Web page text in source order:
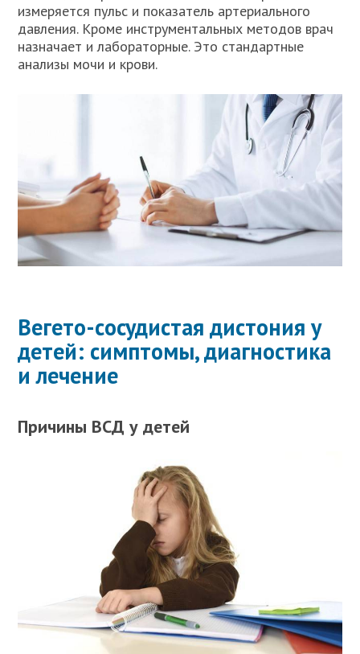
измеряется пульс и показатель артериального
давления. Кроме инструментальных методов врач
назначает и лабораторные. Это стандартные
анализы мочи и крови.
Вегето-сосудистая дистония у
детей: симптомы, диагностика
и лечение
Причины ВСД у детей